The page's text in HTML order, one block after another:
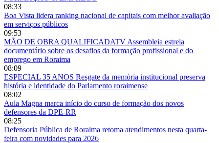
08:33
Boa Vista lidera ranking nacional de capitais com melhor avaliação
em serviços públicos
09:53
MÃO DE OBRA QUALIFICADATV Assembleia estreia
documentário sobre os desafios da formação profissional e do
emprego em Roraima
08:09
ESPECIAL 35 ANOS Resgate da memória institucional preserva
história e identidade do Parlamento roraimense
08:02
Aula Magna marca início do curso de formação dos novos
defensores da DPE-RR
08:25
Defensoria Pública de Roraima retoma atendimentos nesta quarta-
feira com novidades para 2026